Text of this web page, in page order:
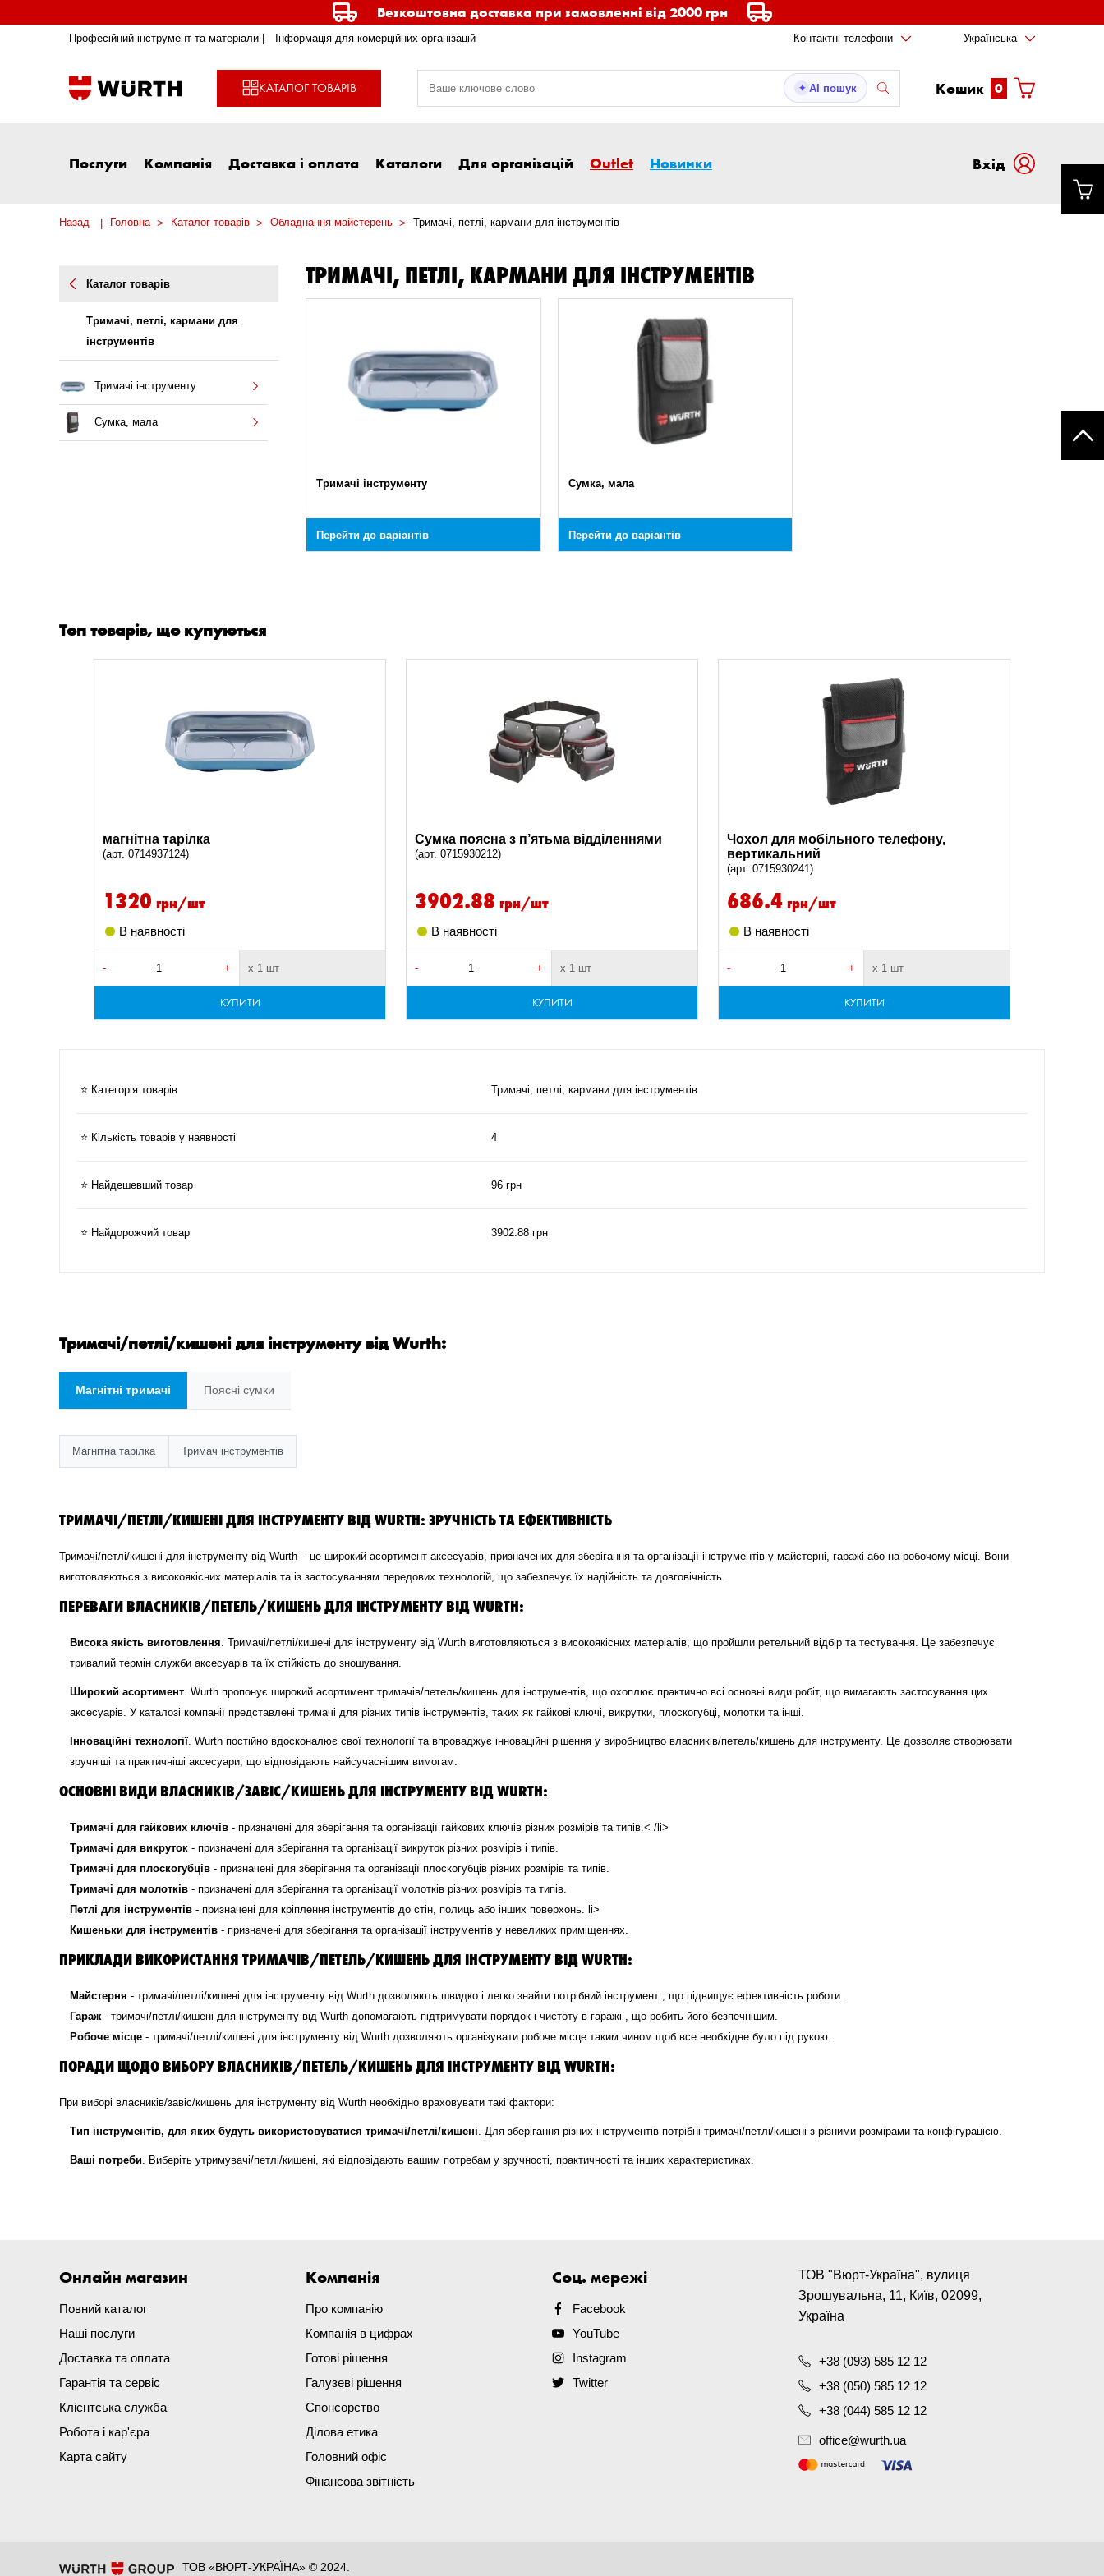
Безкоштовна доставка при замовленні від 2000 грн
Професійний інструмент та матеріали | Інформація для комерційних організацій Контактні телефони Українська
КАТАЛОГ ТОВАРІВ ✦ AI пошук Кошик 0
Послуги Компанія Доставка і оплата Каталоги Для організацій Outlet Новинки Вxід
Назад Головна Каталог товарів Обладнання майстерень Тримачі, петлі, кармани для інструментів
Каталог товарів
Тримачі, петлі, кармани для
інструментів
Тримачі інструменту
Сумка, мала
ТРИМАЧІ, ПЕТЛІ, КАРМАНИ ДЛЯ ІНСТРУМЕНТІВ
Тримачі інструменту
Перейти до варіантів
Сумка, мала
Перейти до варіантів
Топ товарів, що купуються
магнітна тарілка
(арт. 0714937124)
1320 грн/шт
В наявності
- + х 1 шт
КУПИТИ
Сумка поясна з п’ятьма відділеннями
(арт. 0715930212)
3902.88 грн/шт
В наявності
- + х 1 шт
КУПИТИ
Чохол для мобільного телефону,
вертикальний
(арт. 0715930241)
686.4 грн/шт
В наявності
- + х 1 шт
КУПИТИ
⭐ Категорія товарів Тримачі, петлі, кармани для інструментів
⭐ Кількість товарів у наявності 4
⭐ Найдешевший товар 96 грн
⭐ Найдорожчий товар 3902.88 грн
Тримачі/петлі/кишені для інструменту від Wurth:
Магнітні тримачі Поясні сумки
Магнітна тарілка Тримач інструментів
ТРИМАЧІ/ПЕТЛІ/КИШЕНІ ДЛЯ ІНСТРУМЕНТУ ВІД WURTH: ЗРУЧНІСТЬ ТА ЕФЕКТИВНІСТЬ
Тримачі/петлі/кишені для інструменту від Wurth – це широкий асортимент аксесуарів, призначених для зберігання та організації інструментів у майстерні, гаражі або на робочому місці. Вони
виготовляються з високоякісних матеріалів та із застосуванням передових технологій, що забезпечує їх надійність та довговічність.
ПЕРЕВАГИ ВЛАСНИКІВ/ПЕТЕЛЬ/КИШЕНЬ ДЛЯ ІНСТРУМЕНТУ ВІД WURTH:
Висока якість виготовлення. Тримачі/петлі/кишені для інструменту від Wurth виготовляються з високоякісних матеріалів, що пройшли ретельний відбір та тестування. Це забезпечує
тривалий термін служби аксесуарів та їх стійкість до зношування.
Широкий асортимент. Wurth пропонує широкий асортимент тримачів/петель/кишень для інструментів, що охоплює практично всі основні види робіт, що вимагають застосування цих
аксесуарів. У каталозі компанії представлені тримачі для різних типів інструментів, таких як гайкові ключі, викрутки, плоскогубці, молотки та інші.
Інноваційні технології. Wurth постійно вдосконалює свої технології та впроваджує інноваційні рішення у виробництво власників/петель/кишень для інструменту. Це дозволяє створювати
зручніші та практичніші аксесуари, що відповідають найсучаснішим вимогам.
ОСНОВНІ ВИДИ ВЛАСНИКІВ/ЗАВІС/КИШЕНЬ ДЛЯ ІНСТРУМЕНТУ ВІД WURTH:
Тримачі для гайкових ключів - призначені для зберігання та організації гайкових ключів різних розмірів та типів.< /li>
Тримачі для викруток - призначені для зберігання та організації викруток різних розмірів і типів.
Тримачі для плоскогубців - призначені для зберігання та організації плоскогубців різних розмірів та типів.
Тримачі для молотків - призначені для зберігання та організації молотків різних розмірів та типів.
Петлі для інструментів - призначені для кріплення інструментів до стін, полиць або інших поверхонь. li>
Кишеньки для інструментів - призначені для зберігання та організації інструментів у невеликих приміщеннях.
ПРИКЛАДИ ВИКОРИСТАННЯ ТРИМАЧІВ/ПЕТЕЛЬ/КИШЕНЬ ДЛЯ ІНСТРУМЕНТУ ВІД WURTH:
Майстерня - тримачі/петлі/кишені для інструменту від Wurth дозволяють швидко і легко знайти потрібний інструмент , що підвищує ефективність роботи.
Гараж - тримачі/петлі/кишені для інструменту від Wurth допомагають підтримувати порядок і чистоту в гаражі , що робить його безпечнішим.
Робоче місце - тримачі/петлі/кишені для інструменту від Wurth дозволяють організувати робоче місце таким чином щоб все необхідне було під рукою.
ПОРАДИ ЩОДО ВИБОРУ ВЛАСНИКІВ/ПЕТЕЛЬ/КИШЕНЬ ДЛЯ ІНСТРУМЕНТУ ВІД WURTH:
При виборі власників/завіс/кишень для інструменту від Wurth необхідно враховувати такі фактори:
Тип інструментів, для яких будуть використовуватися тримачі/петлі/кишені. Для зберігання різних інструментів потрібні тримачі/петлі/кишені з різними розмірами та конфігурацією.
Ваші потреби. Виберіть утримувачі/петлі/кишені, які відповідають вашим потребам у зручності, практичності та інших характеристиках.
Онлайн магазин
Повний каталог
Наші послуги
Доставка та оплата
Гарантія та сервіс
Клієнтська служба
Робота і кар'єра
Карта сайту
Компанія
Про компанію
Компанія в цифрах
Готові рішення
Галузеві рішення
Спонсорство
Ділова етика
Головний офіс
Фінансова звітність
Соц. мережі
Facebook
YouTube
Instagram
Twitter
ТОВ "Вюрт-Україна", вулиця
Зрошувальна, 11, Київ, 02099,
Україна
+38 (093) 585 12 12
+38 (050) 585 12 12
+38 (044) 585 12 12
office@wurth.ua
ТОВ «ВЮРТ-УКРАЇНА» © 2024.